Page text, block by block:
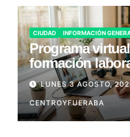
CIUDAD INFORMACIÓN
Programa
formación
LUNES 3 AGOSTO,
CENTROYFUERABA